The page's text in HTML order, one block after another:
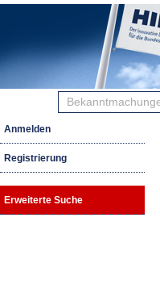
Bekanntmachungen
Anmelden
Registrierung
Erweiterte Suche